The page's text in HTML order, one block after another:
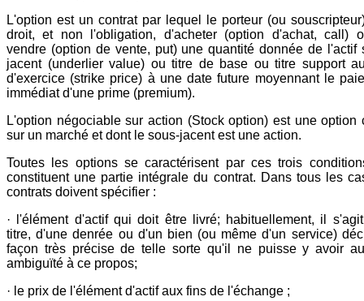
L'option est un contrat par lequel le porteur (ou
droit, et non l'obligation, d'acheter (option d'achat, call)
vendre (option de vente, put) une quantité donnée de l'actif
jacent (underlier value) ou titre de base ou titre support
d'exercice (strike price) à une date future moyennant le
immédiat d'une prime (premium).
L'option négociable sur action (Stock option) est une option
sur un marché et dont le sous-jacent est une action.
Toutes les options se caractérisent par ces trois
constituent une partie intégrale du contrat. Dans tous les
contrats doivent spécifier :
· l'élément d'actif qui doit être livré; habituellement, il
titre, d'une denrée ou d'un bien (ou même d'un service)
façon très précise de telle sorte qu'il ne puisse y avoir
ambiguïté à ce propos;
· le prix de l'élément d'actif aux fins de l'échange ;